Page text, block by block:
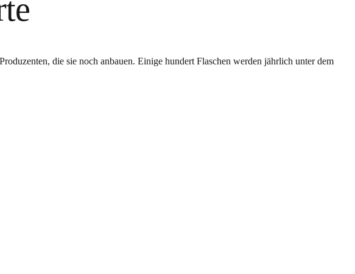
die sie noch anbauen. Einige hundert Flaschen werden jährlich unter dem